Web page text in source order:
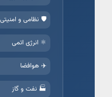
🛡️ نظامی و امنیتی
⚛️ انرژی اتمی
✈️ هوافضا
🏭 نفت و گاز